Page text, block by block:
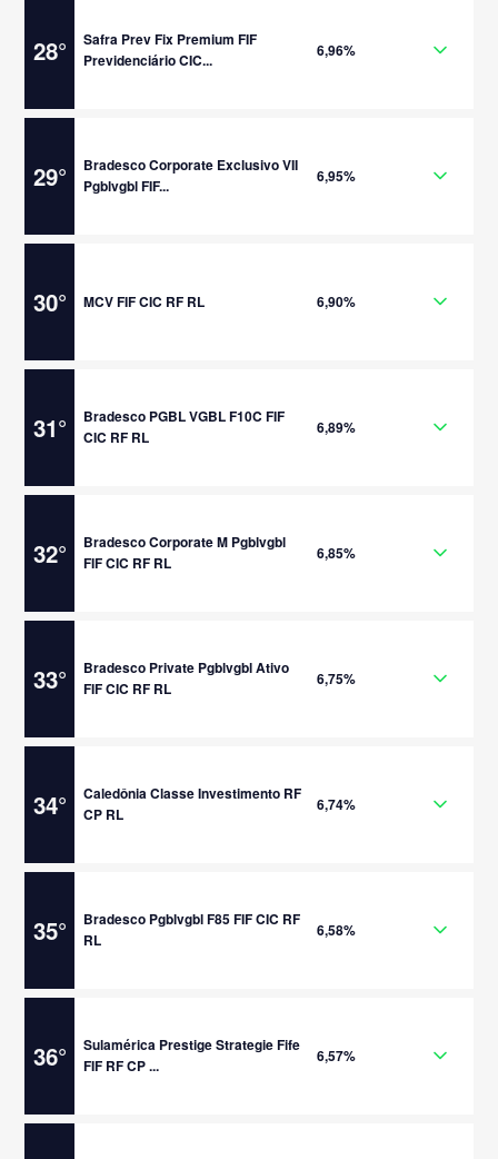
28°
Safra Prev Fix Premium FIF
Previdenciário CIC...
6,96%
29°
Bradesco Corporate Exclusivo VII
Pgblvgbl FIF...
6,95%
30° MCV FIF CIC RF RL 6,90%
31°
Bradesco PGBL VGBL F10C FIF
CIC RF RL
6,89%
32°
Bradesco Corporate M Pgblvgbl
FIF CIC RF RL
6,85%
33°
Bradesco Private Pgblvgbl Ativo
FIF CIC RF RL
6,75%
34°
Caledônia Classe Investimento RF
CP RL
6,74%
35°
Bradesco Pgblvgbl F85 FIF CIC RF
RL
6,58%
36°
Sulamérica Prestige Strategie Fife
FIF RF CP ...
6,57%